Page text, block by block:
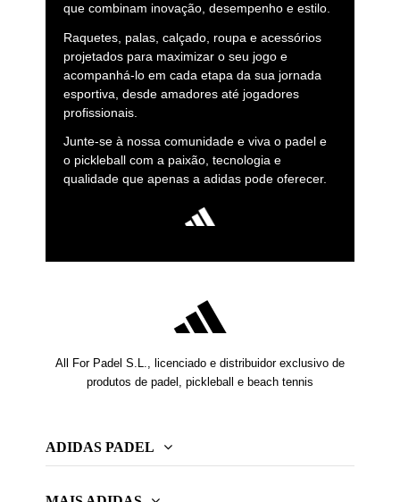
que combinam inovação, desempenho e estilo.
Raquetes, palas, calçado, roupa e acessórios
projetados para maximizar o seu jogo e
acompanhá-lo em cada etapa da sua jornada
esportiva, desde amadores até jogadores
profissionais.
Junte-se à nossa comunidade e viva o padel e
o pickleball com a paixão, tecnologia e
qualidade que apenas a adidas pode oferecer.
All For Padel S.L., licenciado e distribuidor exclusivo de
produtos de padel, pickleball e beach tennis
ADIDAS PADEL